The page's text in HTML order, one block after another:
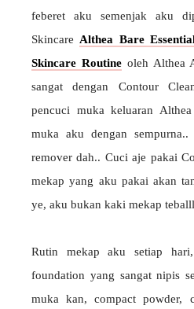
feberet aku semenjak aku
SkincareAlthea Bare
Skincare Routineoleh Althea
sangat dengan Contour
pencuci muka keluaran
muka aku dengan
remover dah.. Cuci aje pakai
mekap yang aku pakai akan
ye, aku bukan kaki mekap
Rutin mekap aku setiap
foundation yang sangat nipis
muka kan, compact powder,